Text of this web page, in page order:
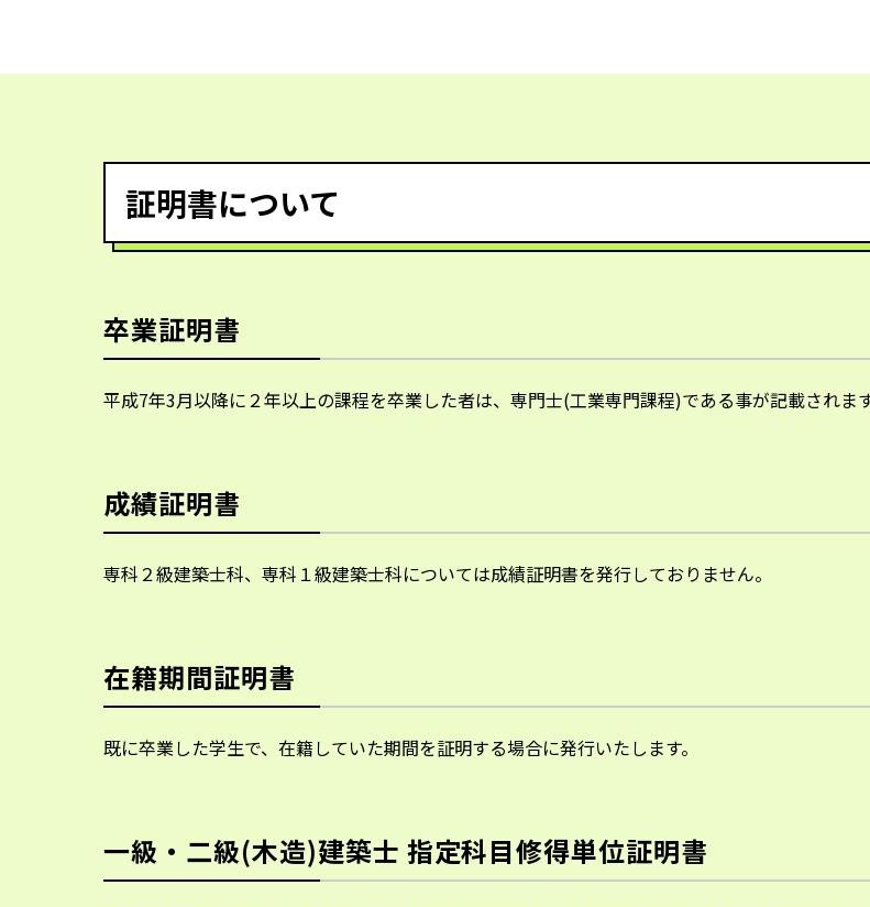
証明書について
卒業証明書
平成7年3月以降に２年以上の課程を卒業した者は、専門士(工業専門課程)である事が記載されます
成績証明書
専科２級建築士科、専科１級建築士科については成績証明書を発行しておりません。
在籍期間証明書
既に卒業した学生で、在籍していた期間を証明する場合に発行いたします。
一級・二級(木造)建築士 指定科目修得単位証明書